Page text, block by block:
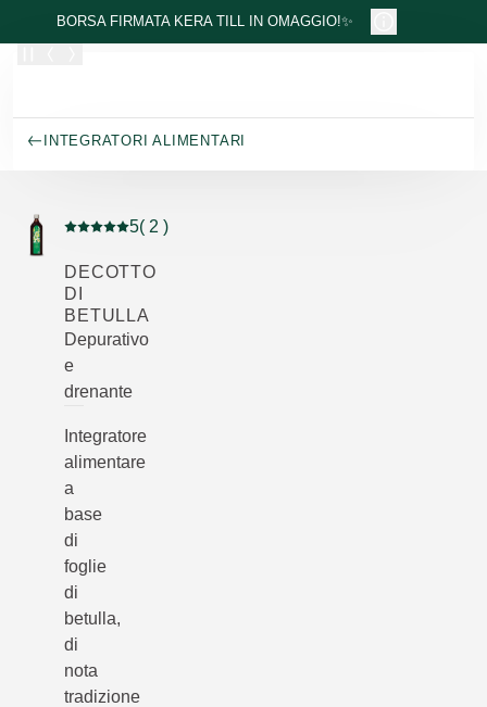
Passa al contenuto principale
BORSA FIRMATA KERA TILL IN OMAGGIO!✨
INTEGRATORI ALIMENTARI
Valutazione attuale: 5 su 5 stelle recensito da 2
5( 2 )
DECOTTO
DI
BETULLA
Depurativo
e
drenante
Integratore
alimentare
a
base
di
foglie
di
betulla,
di
nota
tradizione